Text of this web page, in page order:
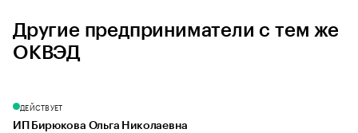
Другие предприниматели с тем же
ОКВЭД
ДЕЙСТВУЕТ
ИП Бирюкова Ольга Николаевна